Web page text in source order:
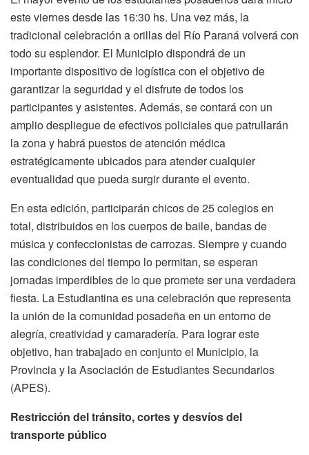
este viernes desde las 16:30 hs. Una vez más, la
tradicional celebración a orillas del Río Paraná volverá con
todo su esplendor. El Municipio dispondrá de un
importante dispositivo de logística con el objetivo de
garantizar la seguridad y el disfrute de todos los
participantes y asistentes. Además, se contará con un
amplio despliegue de efectivos policiales que patrullarán
la zona y habrá puestos de atención médica
estratégicamente ubicados para atender cualquier
eventualidad que pueda surgir durante el evento.
En esta edición, participarán chicos de 25 colegios en
total, distribuidos en los cuerpos de baile, bandas de
música y confeccionistas de carrozas. Siempre y cuando
las condiciones del tiempo lo permitan, se esperan
jornadas imperdibles de lo que promete ser una verdadera
fiesta. La Estudiantina es una celebración que representa
la unión de la comunidad posadeña en un entorno de
alegría, creatividad y camaradería. Para lograr este
objetivo, han trabajado en conjunto el Municipio, la
Provincia y la Asociación de Estudiantes Secundarios
(APES).
Restricción del tránsito, cortes y desvíos del
transporte público